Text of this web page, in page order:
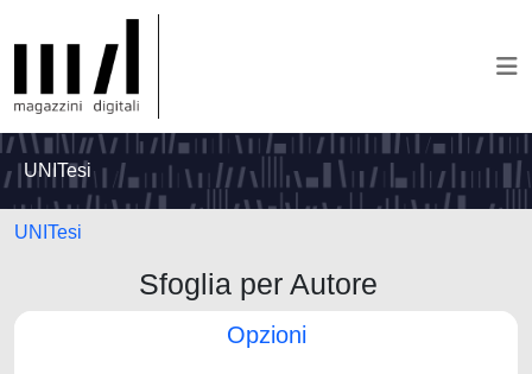
UNITesi
UNITesi
Sfoglia per Autore
Opzioni